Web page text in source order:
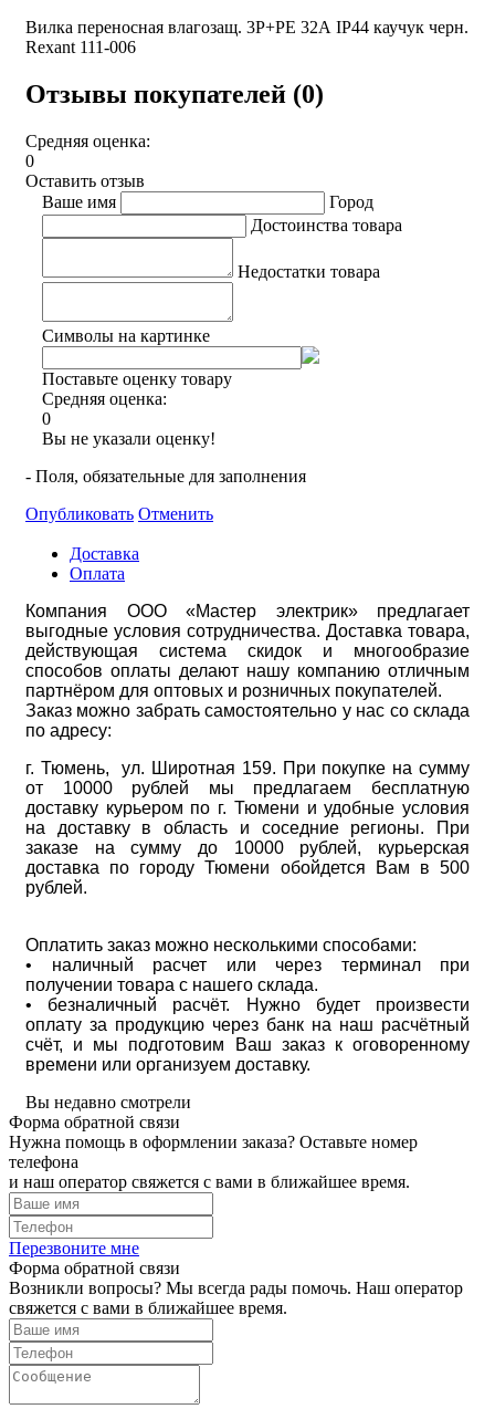
Вилка переносная влагозащ. 3P+PE 32А IP44 каучук черн.
Rexant 111-006
Отзывы покупателей (0)
Средняя оценка:
0
Оставить отзыв
Ваше имя
Город
Достоинства товара
Недостатки товара
Символы на картинке
Поставьте оценку товару
Средняя оценка:
0
Вы не указали оценку!
- Поля, обязательные для заполнения
Опубликовать Отменить
Доставка
Оплата
Компания ООО «Мастер электрик» предлагает
выгодные условия сотрудничества. Доставка товара,
действующая система скидок и многообразие
способов оплаты делают нашу компанию отличным
партнёром для оптовых и розничных покупателей.
Заказ можно забрать самостоятельно у нас со склада
по адресу:
г. Тюмень, ул. Широтная 159. При покупке на сумму
от 10000 рублей мы предлагаем бесплатную
доставку курьером по г. Тюмени и удобные условия
на доставку в область и соседние регионы. При
заказе на сумму до 10000 рублей, курьерская
доставка по городу Тюмени обойдется Вам в 500
рублей.
Оплатить заказ можно несколькими способами:
• наличный расчет или через терминал при
получении товара с нашего склада.
• безналичный расчёт. Нужно будет произвести
оплату за продукцию через банк на наш расчётный
счёт, и мы подготовим Ваш заказ к оговоренному
времени или организуем доставку.
Вы недавно смотрели
Форма обратной связи
Нужна помощь в оформлении заказа? Оставьте номер
телефона
и наш оператор свяжется с вами в ближайшее время.
Перезвоните мне
Форма обратной связи
Возникли вопросы? Мы всегда рады помочь. Наш оператор
свяжется с вами в ближайшее время.